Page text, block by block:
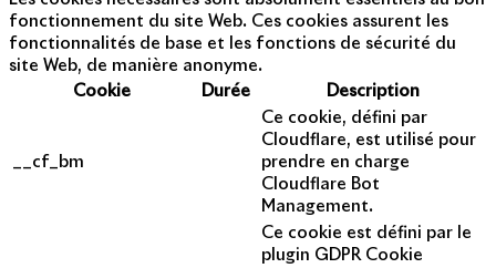
fonctionnement du site Web. Ces cookies assurent les
fonctionnalités de base et les fonctions de sécurité du
site Web, de manière anonyme.
Cookie
Durée Description
__cf_bm
Ce cookie, défini par
Cloudflare, est utilisé pour
prendre en charge
Cloudflare Bot
Management.
Ce cookie est défini par le
plugin GDPR Cookie